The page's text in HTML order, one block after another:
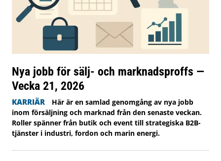
Nya jobb för sälj- och marknadsproffs —
Vecka 21, 2026
KARRIÄR
Här är en samlad genomgång av nya jobb
inom försäljning och marknad från den senaste veckan.
Roller spänner från butik och event till strategiska B2B-
tjänster i industri, fordon och marin energi.